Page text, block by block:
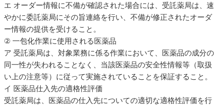
エ オーダー情報に不備が確認された場合には、受託薬局は、速
やかに委託薬局にその旨連絡を行い、不備が修正されたオーダ
ー情報の提供を受けること。
② 一包化作業に使用される医薬品
ア 受託薬局は、対象業務に係る作業において、医薬品の成分の
同一性が失われることなく、当該医薬品の安全性情報等（取扱
い上の注意等）に従って実施されていることを保証すること。
イ 医薬品仕入先の適格性評価
受託薬局は、医薬品の仕入先についての適切な適格性評価を行